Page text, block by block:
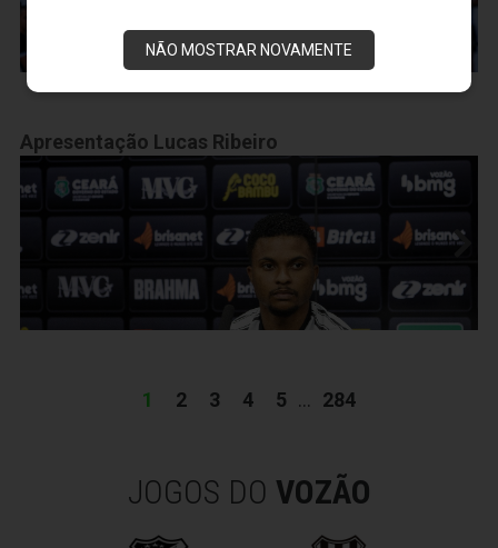
NÃO MOSTRAR NOVAMENTE
Apresentação Lucas Ribeiro
1 2 3 4 5 ... 284
JOGOS DO VOZÃO